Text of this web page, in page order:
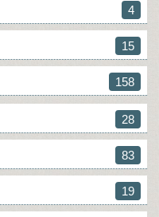
4
15
158
28
83
19